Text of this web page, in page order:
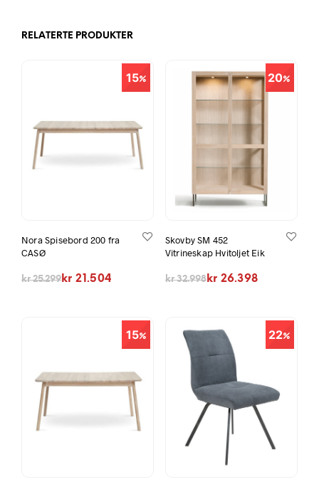
RELATERTE PRODUKTER
15
Nora Spisebord 200 fra
CASØ
kr25.299
Opprinnelig pris var: kr 25.299.
kr 21.504
Nåværende pris er: kr 21.504.
20
Skovby SM 452
Vitrineskap Hvitoljet Eik
kr32.998
Opprinnelig pris var: kr 32.998.
kr 26.398
Nåværende pris er: kr 26.398.
15 22